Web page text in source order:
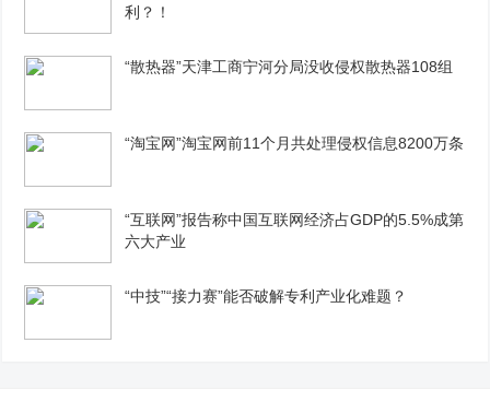
利？！
“散热器”天津工商宁河分局没收侵权散热器108组
“淘宝网”淘宝网前11个月共处理侵权信息8200万条
“互联网”报告称中国互联网经济占GDP的5.5%成第
六大产业
“中技”“接力赛”能否破解专利产业化难题？